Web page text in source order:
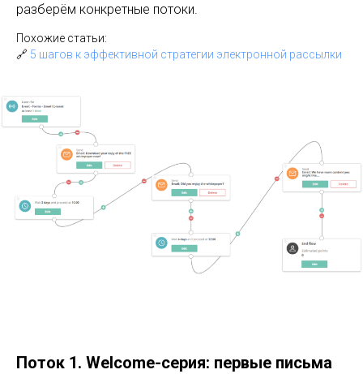
разберём конкретные потоки.
Похожие статьи:
🔗 5 шагов к эффективной стратегии электронной рассылки
Поток 1. Welcome-серия: первые письма